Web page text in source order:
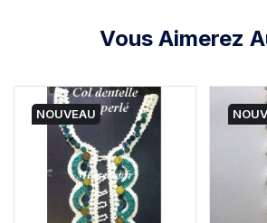
Vous Aimerez
NOUVEAU